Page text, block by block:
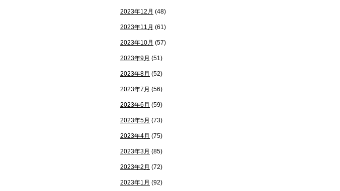
2023年12月 (48)
2023年11月 (61)
2023年10月 (57)
2023年9月 (51)
2023年8月 (52)
2023年7月 (56)
2023年6月 (59)
2023年5月 (73)
2023年4月 (75)
2023年3月 (85)
2023年2月 (72)
2023年1月 (92)